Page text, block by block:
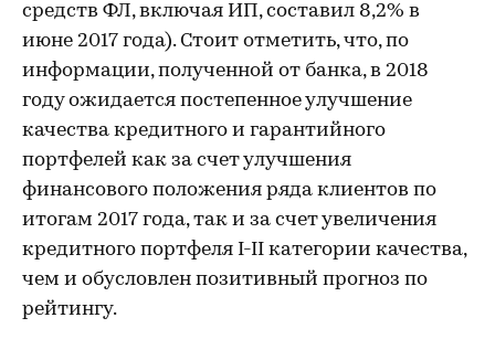
средств ФЛ, включая ИП, составил 8,2% в
июне 2017 года). Стоит отметить, что, по
информации, полученной от банка, в 2018
году ожидается постепенное улучшение
качества кредитного и гарантийного
портфелей как за счет улучшения
финансового положения ряда клиентов по
итогам 2017 года, так и за счет увеличения
кредитного портфеля I-II категории качества,
чем и обусловлен позитивный прогноз по
рейтингу.